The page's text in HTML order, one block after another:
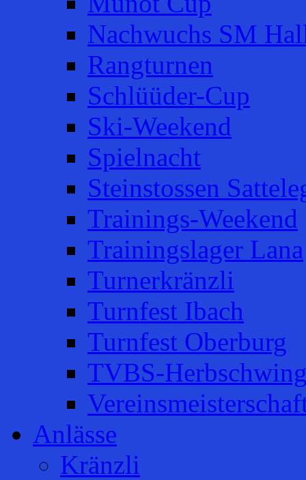
Nachwuchs SM
Rangturnen
Schlüüder-Cup
Ski-Weekend
Spielnacht
Steinstossen
Trainings-Weekend
Trainingslager Lana
Turnerkränzli
Turnfest Ibach
Turnfest Oberburg
TVBS-
Anlässe
Kränzli